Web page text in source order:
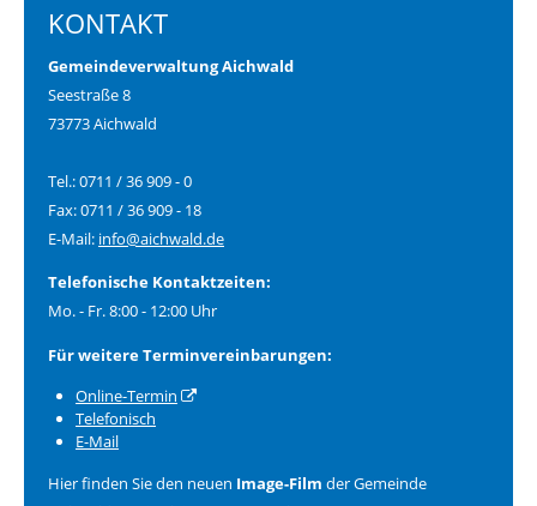
KONTAKT
Gemeindeverwaltung Aichwald
Seestraße 8
73773 Aichwald
Tel.: 0711 / 36 909 - 0
Fax: 0711 / 36 909 - 18
E-Mail: info@aichwald.de
Telefonische Kontaktzeiten:
Mo. - Fr. 8:00 - 12:00 Uhr
Für weitere Terminvereinbarungen:
Online-Termin
Telefonisch
E-Mail
Hier finden Sie den neuen Image-Film der Gemeinde